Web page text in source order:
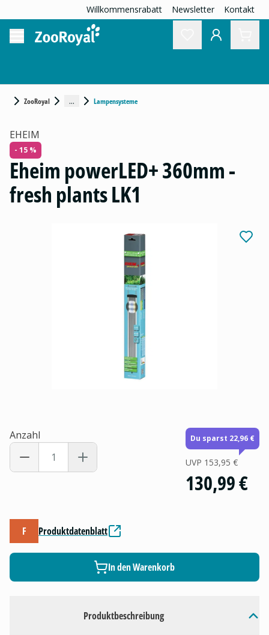
Willkommensrabatt Newsletter Kontakt
ZooRoyal ... Lampensysteme
Produktbeschreibung
EHEIM
- 15 %
Eheim powerLED+ 360mm -
fresh plants LK1
Anzahl Du sparst 22,96 €
UVP 153,95 €
130,99 €
F Produktdatenblatt
In den Warenkorb